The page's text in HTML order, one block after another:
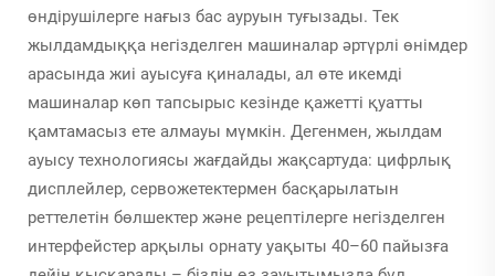
өндірушілерге нағыз бас ауруын туғызады. Тек
жылдамдыққа негізделген машиналар әртүрлі өнімдер
арасында жиі ауысуға қиналады, ал өте икемді
машиналар көп тапсырыс кезінде қажетті қуатты
қамтамасыз ете алмауы мүмкін. Дегенмен, жылдам
ауысу технологиясы жағдайды жақсартуда: цифрлық
дисплейлер, сервожетектермен басқарылатын
реттелетін бөлшектер және рецептілерге негізделген
интерфейстер арқылы орнату уақыты 40–60 пайызға